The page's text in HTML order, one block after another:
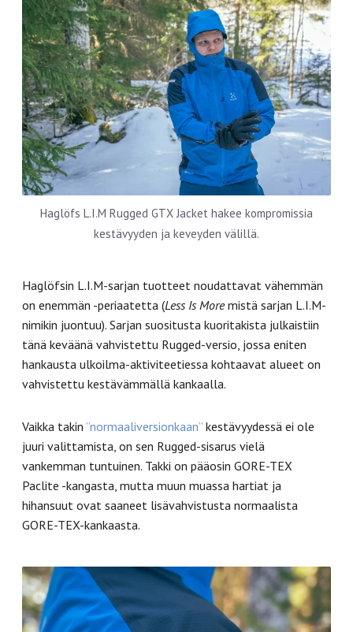
Haglöfs L.I.M Rugged GTX Jacket hakee kompromissia
kestävyyden ja keveyden välillä.
Haglöfsin L.I.M-sarjan tuotteet noudattavat vähemmän
on enemmän -periaatetta (Less Is Moremistä sarjan L.I.M-
nimikin juontuu). Sarjan suositusta kuoritakista julkaistiin
tänä keväänä vahvistettu Rugged-versio, jossa eniten
hankausta ulkoilma-aktiviteetiessa kohtaavat alueet on
vahvistettu kestävämmällä kankaalla.
Vaikka takin ”normaaliversionkaan” kestävyydessä ei ole
juuri valittamista, on sen Rugged-sisarus vielä
vankemman tuntuinen. Takki on pääosin GORE-TEX
Paclite -kangasta, mutta muun muassa hartiat ja
hihansuut ovat saaneet lisävahvistusta normaalista
GORE-TEX-kankaasta.